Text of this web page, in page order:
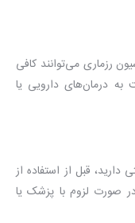
رزماری می‌توانند کافی
به درمان‌های دارویی یا
قبل از استفاده از
لزوم با پزشک یا